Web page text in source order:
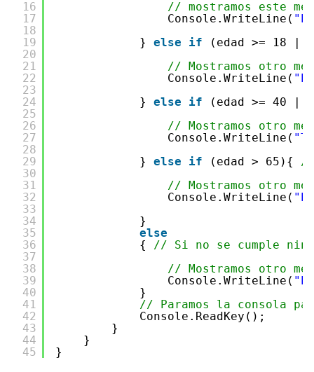
16
17
18
19
20
21
22
23
24
25
26
27
28
29
30
31
32
33
34
35
36
37
38
39
40
41
42
43
44
45
// mostramos este
Console.WriteLine(
} else if
(edad >= 18
// Mostramos otro
Console.WriteLine(
} else if
(edad >= 40
// Mostramos otro
Console.WriteLine(
} else if (edad > 65){
//
// Mostramos otro
Console.WriteLine(
}
else
{
// Si no se cumple
// Mostramos otro
Console.WriteLine(
}
// Paramos la consola
Console.ReadKey();
}
}
}